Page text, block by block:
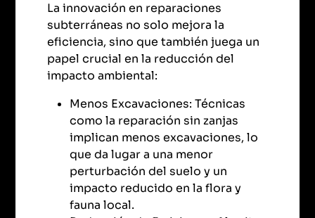
La innovación en reparaciones
subterráneas no solo mejora la
eficiencia, sino que también juega un
papel crucial en la reducción del
impacto ambiental:
Menos Excavaciones: Técnicas
como la reparación sin zanjas
implican menos excavaciones, lo
que da lugar a una menor
perturbación del suelo y un
impacto reducido en la flora y
fauna local.